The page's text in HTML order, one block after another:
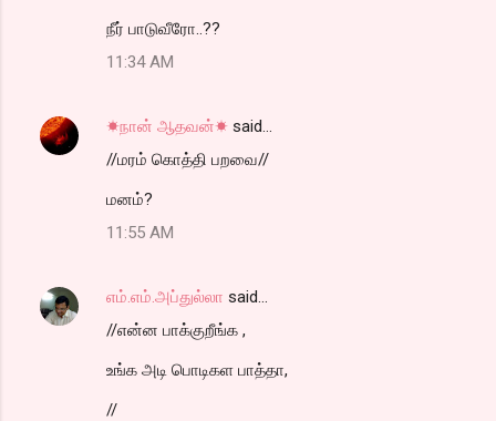
நீர் பாடுவீரோ..??
11:34 AM
☀நான் ஆதவன்☀ said…
//மரம் கொத்தி பறவை//
மனம்?
11:55 AM
எம்.எம்.அப்துல்லா said…
//என்ன பாக்குறீங்க ,
உங்க அடி பொடிகள பாத்தா,
//